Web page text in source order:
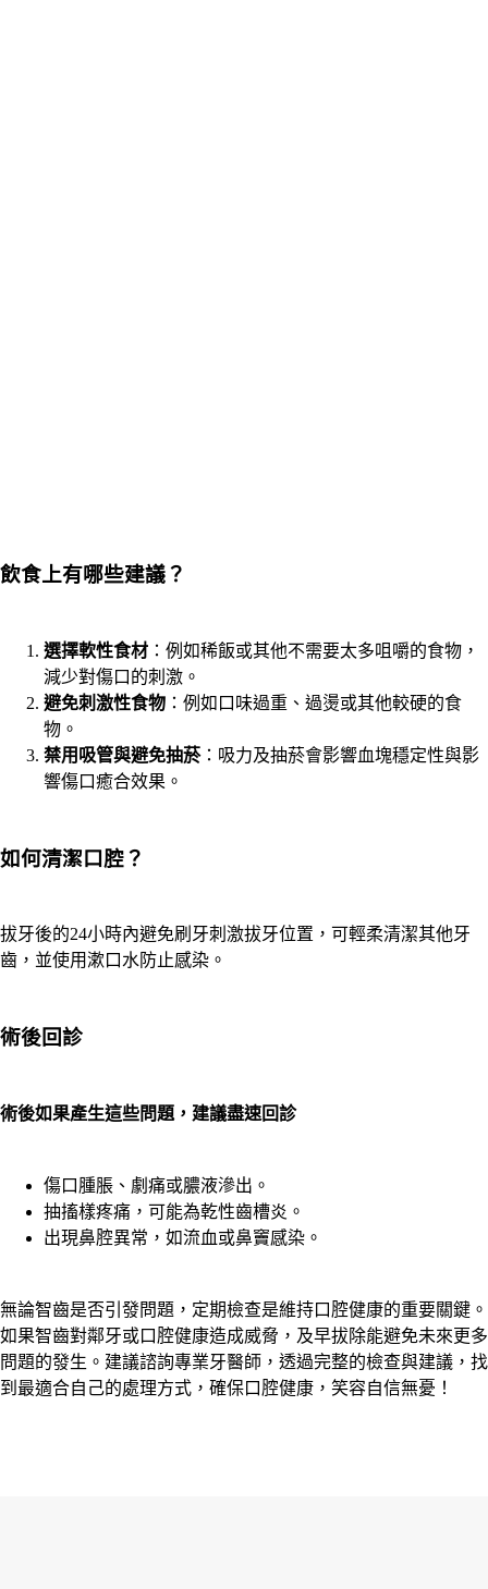
飲食上有哪些建議？
選擇軟性食材 ：例如稀飯或其他不需要太多咀嚼的食物，
減少對傷口的刺激。
避免刺激性食物 ：例如口味過重、過燙或其他較硬的食
物。
禁用吸管與避免抽菸：吸力及抽菸會影響血塊穩定性與影
響傷口癒合效果。
如何清潔口腔？
拔牙後的24小時內避免刷牙刺激拔牙位置，可輕柔清潔其他牙
齒，並使用漱口水防止感染。
術後回診
術後如果產生這些問題，建議盡速回診
傷口腫脹、劇痛或膿液滲出。
抽搐樣疼痛，可能為乾性齒槽炎。
出現鼻腔異常，如流血或鼻竇感染。
無論智齒是否引發問題，定期檢查是維持口腔健康的重要關鍵。
如果智齒對鄰牙或口腔健康造成威脅，及早拔除能避免未來更多
問題的發生。建議諮詢專業牙醫師，透過完整的檢查與建議，找
到最適合自己的處理方式，確保口腔健康，笑容自信無憂！